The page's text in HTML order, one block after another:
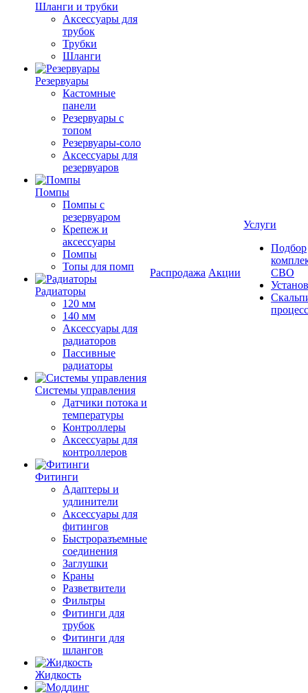
Шланги и трубки
Аксессуары для
трубок
Трубки
Шланги
Резервуары
Кастомные
панели
Резервуары с
топом
Резервуары-соло
Аксессуары для
резервуаров
Помпы
Помпы с
резервуаром
Крепеж и
аксессуары
Помпы
Топы для помп
Радиаторы
120 мм
140 мм
Аксессуары для
радиаторов
Пассивные
радиаторы
Системы управления
Датчики потока и
температуры
Контроллеры
Аксессуары для
контроллеров
Фитинги
Адаптеры и
удлинители
Аксессуары для
фитингов
Быстроразъемные
соединения
Заглушки
Краны
Разветвители
Фильтры
Фитинги для
трубок
Фитинги для
шлангов
Жидкость
Распродажа Акции
Услуги
Подбор
СВО